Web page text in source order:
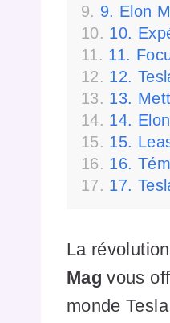
9. Elon
10.
11.
12.
13.
14.
15.
16.
17.
La
Mag vous
monde